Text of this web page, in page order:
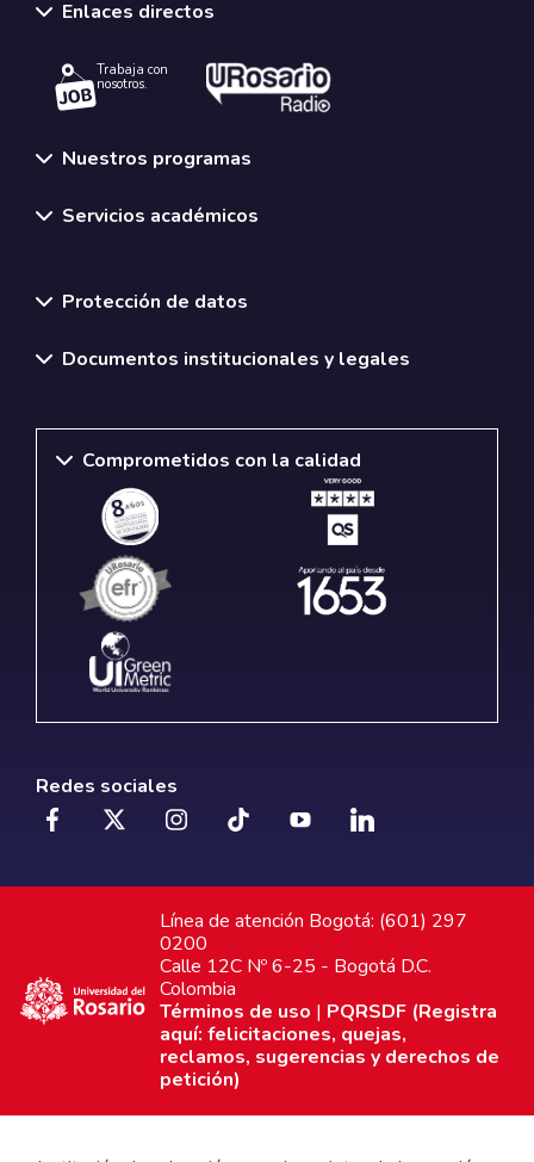
Enlaces directos
Trabaja con
nosotros.
Nuestros programas
Servicios académicos
Protección de datos
Documentos institucionales y legales
Comprometidos con la calidad
Redes sociales
Línea de atención Bogotá: (601) 297
0200
Calle 12C Nº 6-25 - Bogotá D.C.
Colombia
Términos de uso | PQRSDF (Registra
aquí: felicitaciones, quejas,
reclamos, sugerencias y derechos de
petición)